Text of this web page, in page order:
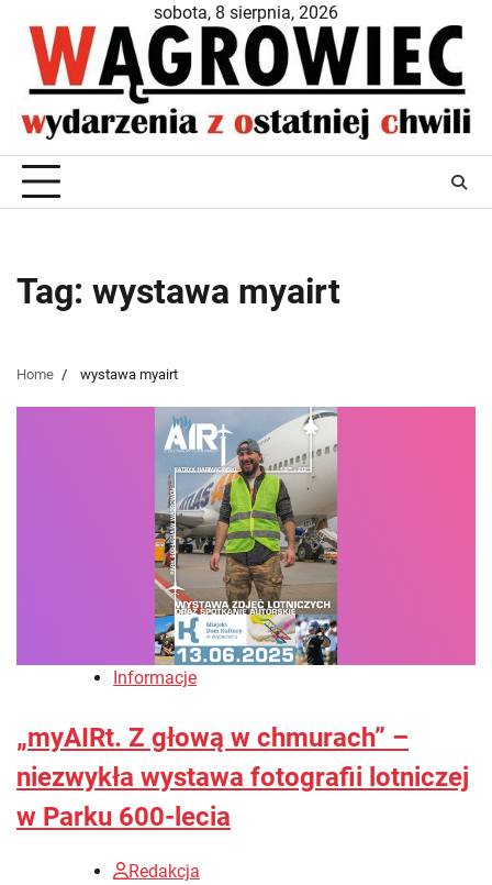
content
sobota, 8 sierpnia, 2026
Tag: wystawa myairt
Home wystawa myairt
Informacje
„myAIRt. Z głową w chmurach” –
niezwykła wystawa fotografii lotniczej
w Parku 600-lecia
Redakcja